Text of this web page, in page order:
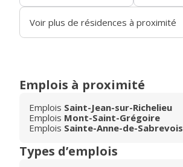
Voir plus de résidences à proximité
Emplois à proximité
Emplois Saint-Jean-sur-Richelieu
Emplois Mont-Saint-Grégoire
Emplois Sainte-Anne-de-Sabrevois
Types d’emplois